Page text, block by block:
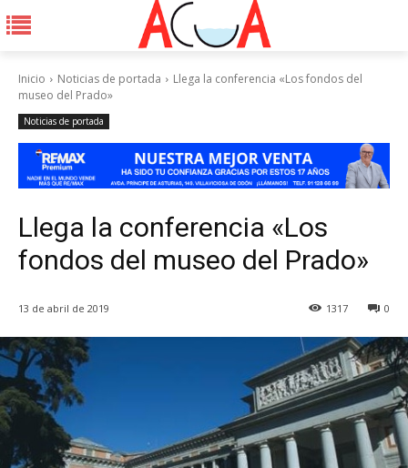
Inicio Noticias de portada
Llega la conferencia «Los fondos del
museo del Prado»
Noticias de portada
Llega la conferencia «Los
fondos del museo del Prado»
13 de abril de 2019 0
1317